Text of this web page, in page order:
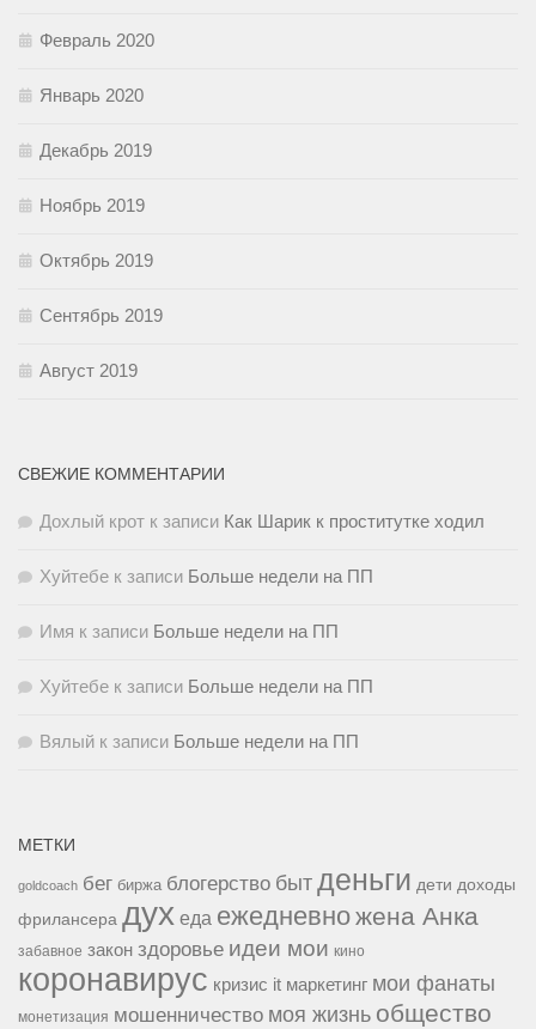
Февраль 2020
Январь 2020
Декабрь 2019
Ноябрь 2019
Октябрь 2019
Сентябрь 2019
Август 2019
СВЕЖИЕ КОММЕНТАРИИ
Дохлый крот к записи Как Шарик к проститутке ходил
Хуйтебе к записи Больше недели на ПП
Имя к записи Больше недели на ПП
Хуйтебе к записи Больше недели на ПП
Вялый к записи Больше недели на ПП
МЕТКИ
goldcoach бег биржа блогерство быт деньги дети доходы
фрилансера дух еда ежедневножена Анка
забавное закон здоровье идеи мои кино
коронавирус кризис it маркетинг мои фанаты
монетизация мошенничество моя жизнь общество